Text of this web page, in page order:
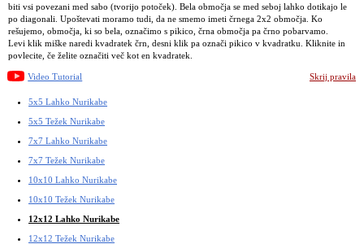
biti vsi povezani med sabo (tvorijo potoček). Bela območja se med seboj lahko dotikajo le
po diagonali. Upoštevati moramo tudi, da ne smemo imeti črnega 2x2 območja. Ko
rešujemo, območja, ki so bela, označimo s pikico, črna območja pa črno pobarvamo.
Levi klik miške naredi kvadratek črn, desni klik pa označi pikico v kvadratku. Kliknite in
povlecite, če želite označiti več kot en kvadratek.
Video Tutorial Skrij pravila
5x5 Lahko Nurikabe
5x5 Težek Nurikabe
7x7 Lahko Nurikabe
7x7 Težek Nurikabe
10x10 Lahko Nurikabe
10x10 Težek Nurikabe
12x12 Lahko Nurikabe
12x12 Težek Nurikabe